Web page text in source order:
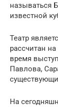
называться
известной
Театр
рассчитан
время
Павлова,
На